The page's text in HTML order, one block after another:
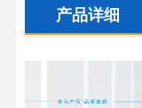
产品详细